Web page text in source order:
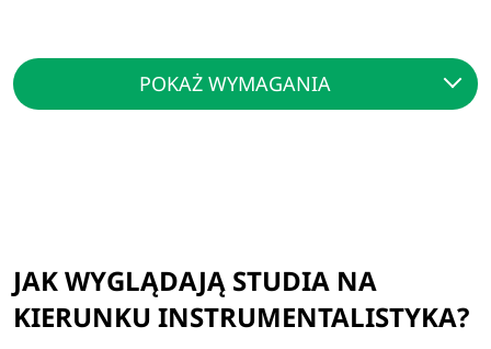
POKAŻ WYMAGANIA
JAK WYGLĄDAJĄ STUDIA NA
KIERUNKU INSTRUMENTALISTYKA?